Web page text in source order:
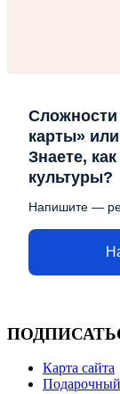
Сложности
карты»
Знаете,
культуры?
Напишите —
Карта сайта